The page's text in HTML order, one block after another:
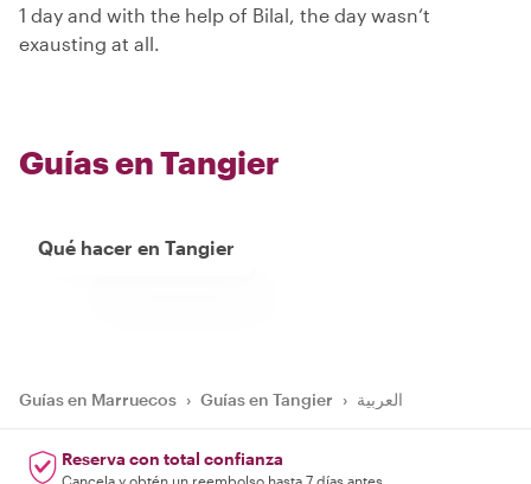
1 day and with the help of Bilal, the day wasn‘t
exausting at all.
Guías en Tangier
Qué hacer en Tangier
Guías en Marruecos › Guías en Tangier › العربية
Reserva con total confianza